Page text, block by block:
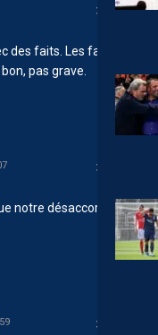
des faits. Les faits
pas grave.
notre désaccord la